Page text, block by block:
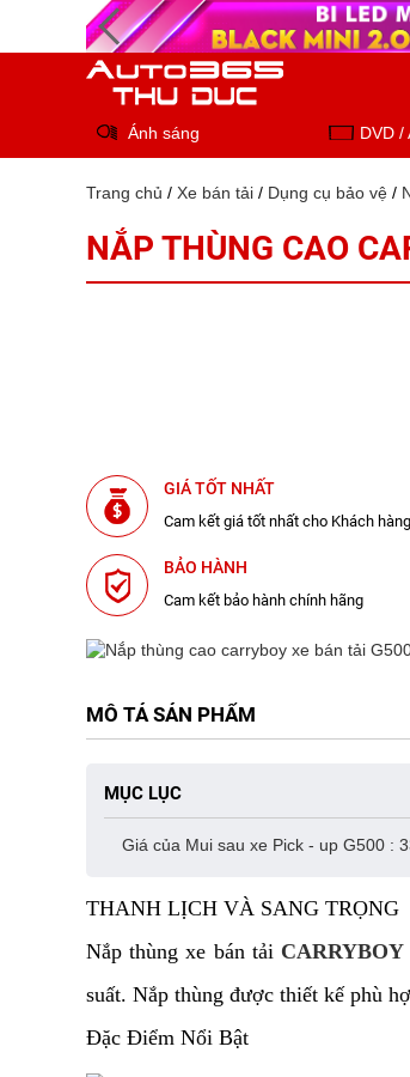
Ánh sáng DVD /
Trang chủ / Xe bán tải / Dụng cụ bảo vệ /
NẮP THÙNG CAO
GIÁ TỐT NHẤT
Cam kết giá tốt nhất cho Khách hàng
BẢO HÀNH
Cam kết bảo hành chính hãng
MÔ TẢ SẢN PHẨM
MỤC LỤC
Giá của Mui sau xe Pick - up G500 :
THANH LỊCH VÀ SANG TRỌNG
Nắp thùng xe bán tải CARRYBOY
suất. Nắp thùng được thiết kế phù
Đặc Điểm Nổi Bật